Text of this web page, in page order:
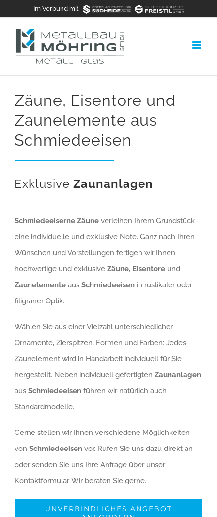
springen
Im Verbund mit
Zäune, Eisentore und
Zaunelemente aus
Schmiedeeisen
Exklusive Zaunanlagen
Schmiedeeiserne Zäune verleihen Ihrem Grundstück
eine individuelle und exklusive Note. Ganz nach Ihren
Wünschen und Vorstellungen fertigen wir Ihnen
hochwertige und exklusive Zäune, Eisentore und
Zaunelemente aus Schmiedeeisen in rustikaler oder
filigraner Optik.
Wählen Sie aus einer Vielzahl unterschiedlicher
Ornamente, Zierspitzen, Formen und Farben: Jedes
Zaunelement wird in Handarbeit individuell für Sie
hergestellt. Neben individuell gefertigten Zaunanlagen
aus Schmiedeeisen führen wir natürlich auch
Standardmodelle.
Gerne stellen wir Ihnen verschiedene Möglichkeiten
von Schmiedeeisen vor. Rufen Sie uns dazu direkt an
oder senden Sie uns Ihre Anfrage über unser
Kontaktformular. Wir beraten Sie gerne.
UNVERBINDLICHES ANGEBOT